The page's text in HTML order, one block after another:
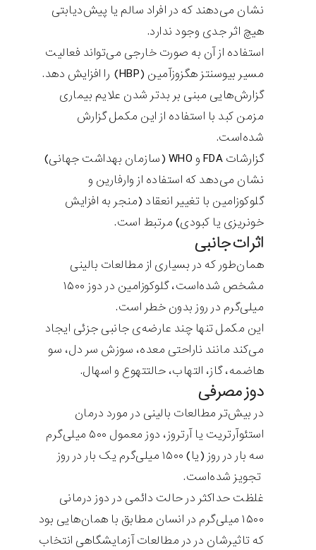
نشان می‌دهند که در افراد سالم یا پیش‌دیابتی
هیچ اثر جدی وجود ندارد.
استفاده از آن به صورت خارجی می‌تواند فعالیت
مسیر بیوسنتز هگزوزآمین (HBP) را افزایش دهد.
گزارش‌هایی مبنی بر بدتر شدن علایم بیماری
مزمن کبد با استفاده از این مکمل گزارش
شده‌است.
گزارشات FDA و WHO (سازمان بهداشت جهانی)
نشان می‌دهد که استفاده از وارفارین و
گلوکوزامین با تغییر انعقاد (منجر به افزایش
خونریزی یا کبودی) مرتبط است.
اثرات جانبی
همان‌طور که در بسیاری از مطالعات بالینی
مشخص شده‌است، گلوکوزامین در دوز ۱۵۰۰
میلی‌گرم در روز بدون خطر است.
این مکمل تنها چند عارضه‌ی جانبی جزئی ایجاد
می‌کند مانند ناراحتی معده، سوزش سر دل، سو
هاضمه، گاز، التهاب، حالتتهوع و اسهال.
دوز مصرفی
در بیش‌تر مطالعات بالینی در مورد درمان
استئوآرتریت یا آرتروز، دوز معمول ۵۰۰ میلی‌گرم
سه بار در روز (یا) ۱۵۰۰ میلی‌گرم یک بار در روز
تجویز شده‌است.
غلظت حداکثر در حالت دائمی در دوز درمانی
۱۵۰۰ میلی‌گرم در انسان مطابق با همان‌هایی بود
که تاثیرشان در در مطالعات آزمایشگاهی انتخاب